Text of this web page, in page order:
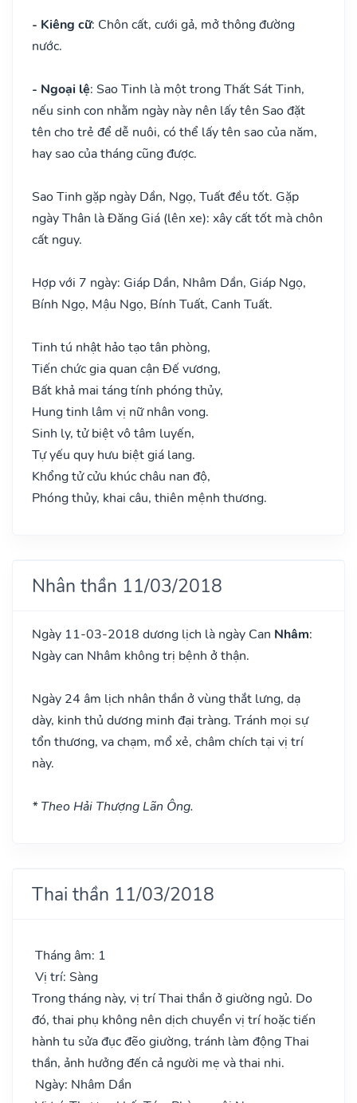
- Kiêng cữ: Chôn cất, cưới gả, mở thông đường
nước.
- Ngoại lệ: Sao Tinh là một trong Thất Sát Tinh,
nếu sinh con nhằm ngày này nên lấy tên Sao đặt
tên cho trẻ để dễ nuôi, có thể lấy tên sao của năm,
hay sao của tháng cũng được.
Sao Tinh gặp ngày Dần, Ngọ, Tuất đều tốt. Gặp
ngày Thân là Đăng Giá (lên xe): xây cất tốt mà chôn
cất nguy.
Hợp với 7 ngày: Giáp Dần, Nhâm Dần, Giáp Ngọ,
Bính Ngọ, Mậu Ngọ, Bính Tuất, Canh Tuất.
Tinh tú nhật hảo tạo tân phòng,
Tiến chức gia quan cận Đế vương,
Bất khả mai táng tính phóng thủy,
Hung tinh lâm vị nữ nhân vong.
Sinh ly, tử biệt vô tâm luyến,
Tự yếu quy hưu biệt giá lang.
Khổng tử cửu khúc châu nan độ,
Phóng thủy, khai câu, thiên mệnh thương.
Nhân thần 11/03/2018
Ngày 11-03-2018 dương lịch là ngày Can Nhâm:
Ngày can Nhâm không trị bệnh ở thận.
Ngày 24 âm lịch nhân thần ở vùng thắt lưng, dạ
dày, kinh thủ dương minh đại tràng. Tránh mọi sự
tổn thương, va chạm, mổ xẻ, châm chích tại vị trí
này.
* Theo Hải Thượng Lãn Ông.
Thai thần 11/03/2018
Tháng âm: 1
Vị trí: Sàng
Trong tháng này, vị trí Thai thần ở giường ngủ. Do
đó, thai phụ không nên dịch chuyển vị trí hoặc tiến
hành tu sửa đục đẽo giường, tránh làm động Thai
thần, ảnh hưởng đến cả người mẹ và thai nhi.
Ngày: Nhâm Dần